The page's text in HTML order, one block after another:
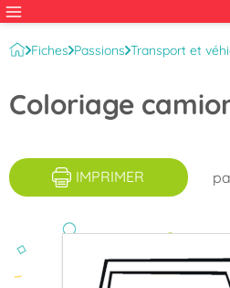
Fiches Passions Transport et
Coloriage
IMPRIMER